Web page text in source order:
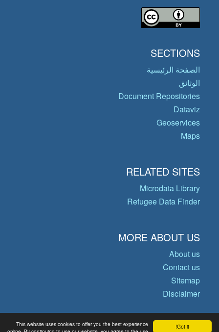
Got it!
This website uses cookies to offer you the best experience
SECTIONS
الصفحة الرئيسية
الوثائق
Document Repositories
Dataviz
Geoservices
Maps
RELATED SITES
Microdata Library
Refugee Data Finder
MORE ABOUT US
About us
Contact us
Sitemap
Disclaimer